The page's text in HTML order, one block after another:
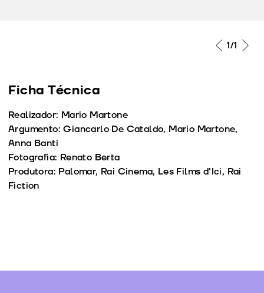
1/1
Ficha Técnica
Realizador: Mario Martone
Argumento: Giancarlo De Cataldo, Mario Martone,
Anna Banti
Fotografia: Renato Berta
Produtora: Palomar, Rai Cinema, Les Films d'Ici, Rai
Fiction